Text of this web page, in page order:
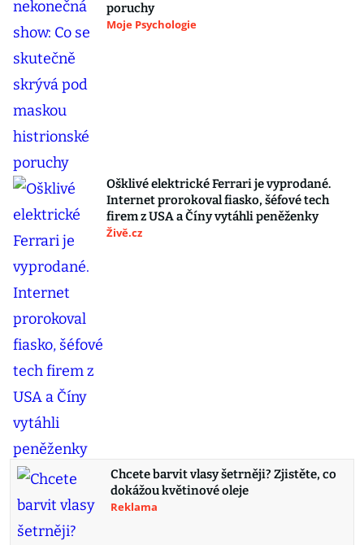
poruchy
Moje Psychologie
Ošklivé elektrické Ferrari je vyprodané.
Internet prorokoval fiasko, šéfové tech
firem z USA a Číny vytáhli peněženky
Živě.cz
Chcete barvit vlasy šetrněji? Zjistěte, co
dokážou květinové oleje
Reklama